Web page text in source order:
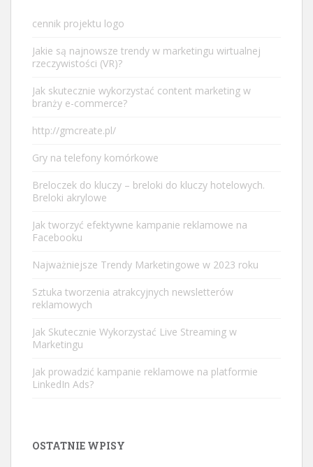
cennik projektu logo
Jakie są najnowsze trendy w marketingu wirtualnej
rzeczywistości (VR)?
Jak skutecznie wykorzystać content marketing w
branży e-commerce?
http://gmcreate.pl/
Gry na telefony komórkowe
Breloczek do kluczy – breloki do kluczy hotelowych.
Breloki akrylowe
Jak tworzyć efektywne kampanie reklamowe na
Facebooku
Najważniejsze Trendy Marketingowe w 2023 roku
Sztuka tworzenia atrakcyjnych newsletterów
reklamowych
Jak Skutecznie Wykorzystać Live Streaming w
Marketingu
Jak prowadzić kampanie reklamowe na platformie
LinkedIn Ads?
OSTATNIE WPISY